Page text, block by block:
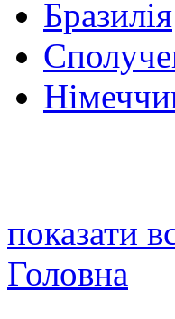
Бразилія
показати
Головна